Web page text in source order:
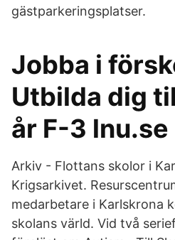
gästparkeringsplatser.
Jobba i
Utbilda dig
år F-3 lnu.se
Arkiv - Flottans skolor i
Krigsarkivet.
medarbetare i Karlskrona
skolans värld. Vid två